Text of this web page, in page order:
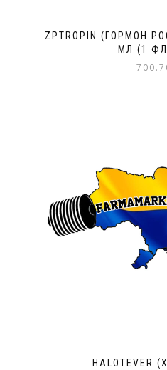
ZPTROPIN (ГОРМОН
МЛ (1
HALOTEVER